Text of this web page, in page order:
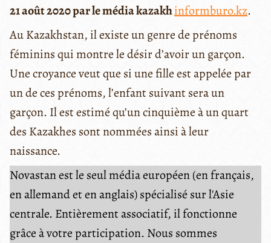
21 août 2020 par le média kazakhinformburo.kz.
Au Kazakhstan, il existe un genre de prénoms
féminins qui montre le désir d’avoir un garçon.
Une croyance veut que si une fille est appelée par
un de ces prénoms, l’enfant suivant sera un
garçon. Il est estimé qu’un cinquième à un quart
des Kazakhes sont nommées ainsi à leur
naissance.
Novastan est le seul média européen (en français,
en allemand et en anglais) spécialisé sur l'Asie
centrale. Entièrement associatif, il fonctionne
grâce à votre participation. Nous sommes